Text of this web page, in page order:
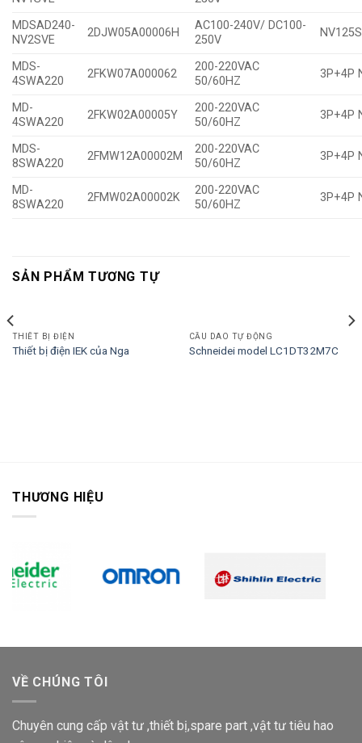
MDSAD240-
NV2SVE
2DJW05A00006H
AC100-240V/ DC100-
250V
MDS-
4SWA220
2FKW07A000062
200-220VAC
50/60HZ
3P+4P
MD-
4SWA220
2FKW02A00005Y
200-220VAC
50/60HZ
3P+4P
MDS-
8SWA220
2FMW12A00002M
200-220VAC
50/60HZ
3P+4P
MD-
8SWA220
2FMW02A00002K
200-220VAC
50/60HZ
3P+4P
SẢN PHẨM TƯƠNG TỰ
THIẾT BỊ ĐIỆN
Thiết bị điện IEK của Nga
CẦU DAO TỰ ĐỘNG
Schneidei model LC1DT32M7C
THƯƠNG HIỆU
VỀ CHÚNG TÔI
Chuyên cung cấp vật tư ,thiết bị,spare part ,vật tư tiêu hao